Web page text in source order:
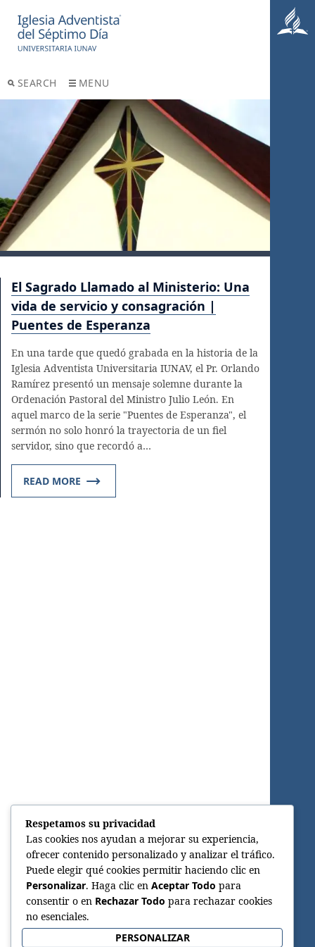
SEARCH MENU
El Sagrado Llamado al Ministerio: Una
vida de servicio y consagración |
Puentes de Esperanza
En una tarde que quedó grabada en la historia de la
Iglesia Adventista Universitaria IUNAV, el Pr. Orlando
Ramírez presentó un mensaje solemne durante la
Ordenación Pastoral del Ministro Julio León. En
aquel marco de la serie "Puentes de Esperanza", el
sermón no solo honró la trayectoria de un fiel
servidor, sino que recordó a…
READ MORE
Respetamos su privacidad
Las cookies nos ayudan a mejorar su experiencia,
ofrecer contenido personalizado y analizar el tráfico.
Puede elegir qué cookies permitir haciendo clic en
Personalizar. Haga clic en Aceptar Todo para
consentir o en Rechazar Todo para rechazar cookies
no esenciales.
PERSONALIZAR